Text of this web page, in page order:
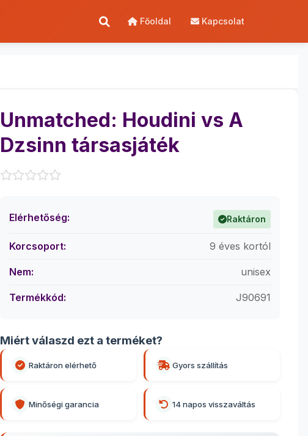
Főoldal Kapcsolat
Unmatched: Houdini vs A
Dzsinn társasjáték
Elérhetőség: Raktáron
Korcsoport: 9 éves kortól
Nem: unisex
Termékkód: J90691
Miért válaszd ezt a terméket?
Raktáron elérhető Gyors szállítás
Minőségi garancia 14 napos visszaváltás